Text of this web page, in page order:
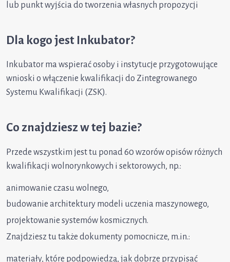
lub punkt wyjścia do tworzenia własnych propozycji
Dla kogo jest Inkubator?
Inkubator ma wspierać osoby i instytucje przygotowujące
wnioski o włączenie kwalifikacji do Zintegrowanego
Systemu Kwalifikacji (ZSK).
Co znajdziesz w tej bazie?
Przede wszystkim jest tu ponad 60 wzorów opisów różnych
kwalifikacji wolnorynkowych i sektorowych, np.:
animowanie czasu wolnego,
budowanie architektury modeli uczenia maszynowego,
projektowanie systemów kosmicznych.
Znajdziesz tu także dokumenty pomocnicze, m.in.:
materiały, które podpowiedzą, jak dobrze przypisać